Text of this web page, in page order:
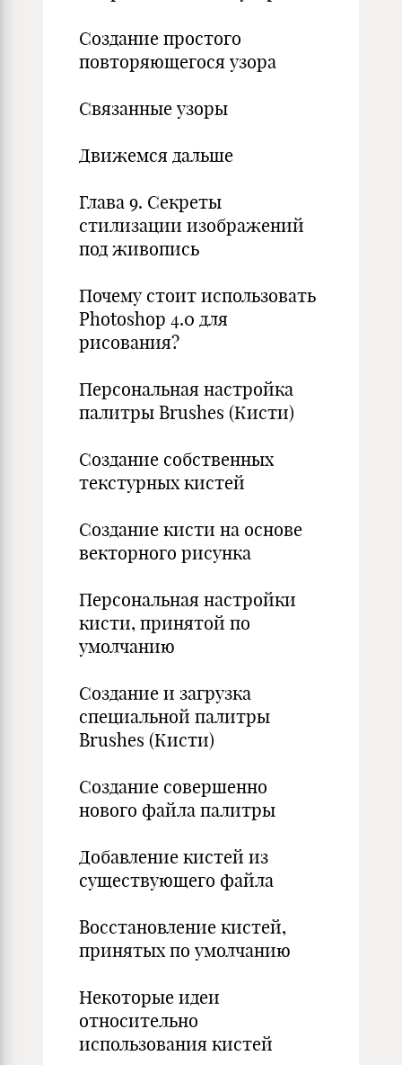
Создание простого
повторяющегося узора
Связанные узоры
Движемся дальше
Глава 9. Секреты
стилизации изображений
под живопись
Почему стоит использовать
Photoshop 4.0 для
рисования?
Персональная настройка
палитры Brushes (Кисти)
Создание собственных
текстурных кистей
Создание кисти на основе
векторного рисунка
Персональная настройки
кисти, принятой по
умолчанию
Создание и загрузка
специальной палитры
Brushes (Кисти)
Создание совершенно
нового файла палитры
Добавление кистей из
существующего файла
Восстановление кистей,
принятых по умолчанию
Некоторые идеи
относительно
использования кистей